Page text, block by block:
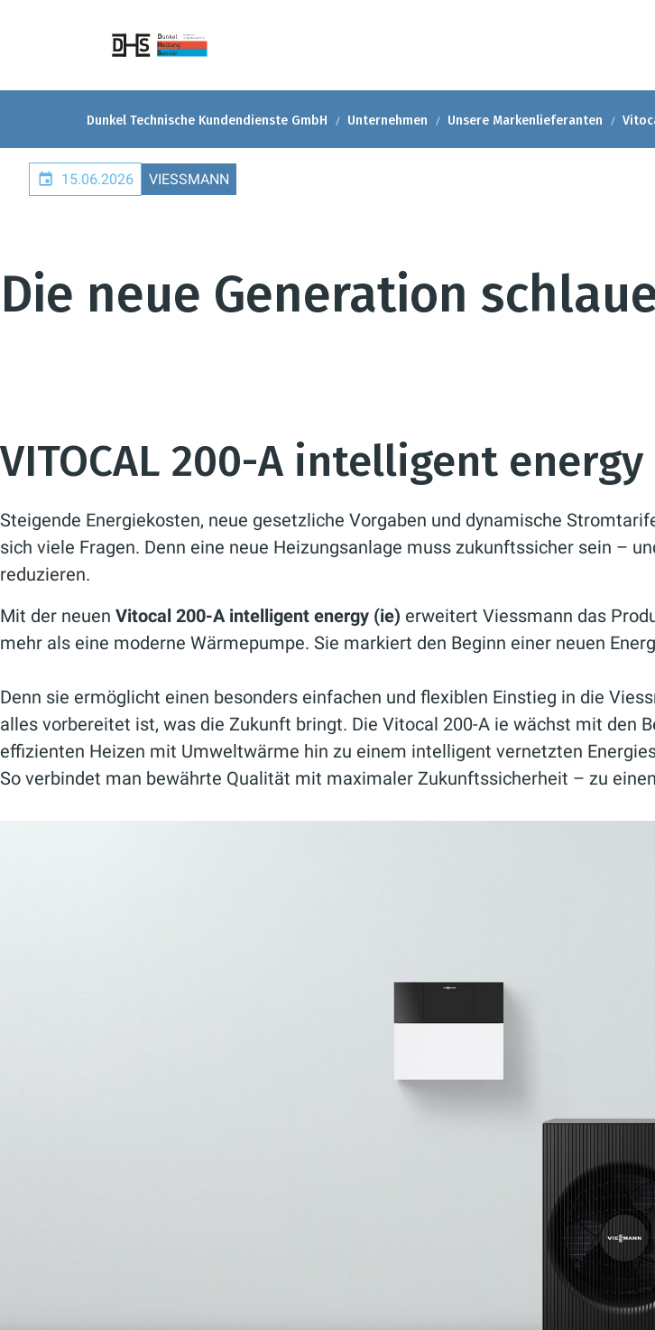
Dunkel Technische Kundendienste GmbH Unternehmen Unsere Markenlieferanten
15.06.2026 VIESSMANN
Die neue Generation
VITOCAL 200-A intelligent energy
Steigende Energiekosten, neue gesetzliche Vorgaben und dynamische
sich viele Fragen. Denn eine neue Heizungsanlage muss zukunftssicher sein –
reduzieren.
Mit der neuen Vitocal 200-A intelligent energy (ie) erweitert Viessmann das
mehr als eine moderne Wärmepumpe. Sie markiert den Beginn einer neuen
Denn sie ermöglicht einen besonders einfachen und flexiblen Einstieg in die
alles vorbereitet ist, was die Zukunft bringt. Die Vitocal 200-A ie wächst mit den
effizienten Heizen mit Umweltwärme hin zu einem intelligent vernetzten
So verbindet man bewährte Qualität mit maximaler Zukunftssicherheit – zu